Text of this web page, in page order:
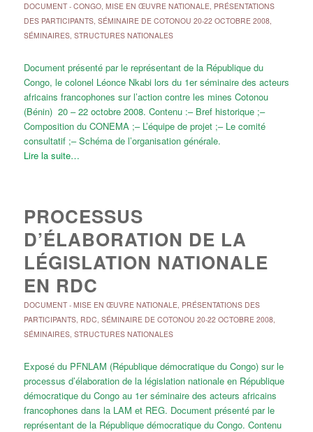
DOCUMENT- CONGO, MISE EN ŒUVRE NATIONALE, PRÉSENTATIONS
DES PARTICIPANTS, SÉMINAIRE DE COTONOU 20-22 OCTOBRE 2008,
SÉMINAIRES, STRUCTURES NATIONALES
Document présenté par le représentant de la République du
Congo, le colonel Léonce Nkabi lors du 1er séminaire des acteurs
africains francophones sur l’action contre les mines Cotonou
(Bénin) 20 – 22 octobre 2008. Contenu :– Bref historique ;–
Composition du CONEMA ;– L’équipe de projet ;– Le comité
consultatif ;– Schéma de l’organisation générale.
Lire la suite…
PROCESSUS
D’ÉLABORATION DE LA
LÉGISLATION NATIONALE
EN RDC
DOCUMENT- MISE EN ŒUVRE NATIONALE, PRÉSENTATIONS DES
PARTICIPANTS, RDC, SÉMINAIRE DE COTONOU 20-22 OCTOBRE 2008,
SÉMINAIRES, STRUCTURES NATIONALES
Exposé du PFNLAM (République démocratique du Congo) sur le
processus d’élaboration de la législation nationale en République
démocratique du Congo au 1er séminaire des acteurs africains
francophones dans la LAM et REG. Document présenté par le
représentant de la République démocratique du Congo. Contenu